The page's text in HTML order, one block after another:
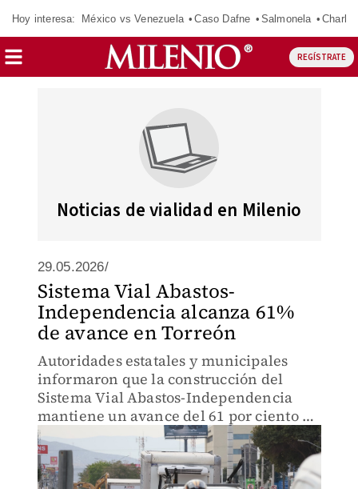
Hoy interesa: México vs Venezuela Caso Dafne Salmonela
REGÍSTRATE
Noticias de vialidad en Milenio
29.05.2026/
Sistema Vial Abastos-
Independencia alcanza 61%
de avance en Torreón
Autoridades estatales y municipales
informaron que la construcción del
Sistema Vial Abastos-Independencia
mantiene un avance del 61 por ciento y
continúa conforme a los tiempos
programados.